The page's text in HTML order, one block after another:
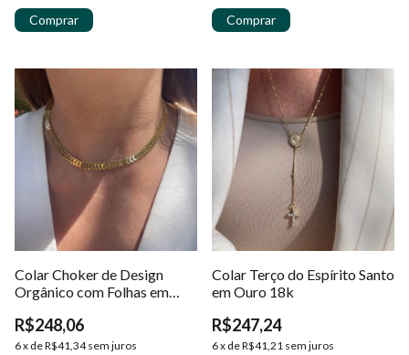
Colar Choker de Design
Orgânico com Folhas em
R$248,06
6x deR$41,34 sem juros
Colar Terço do Espírito Santo
em Ouro 18k
R$247,24
6x deR$41,21 sem juros